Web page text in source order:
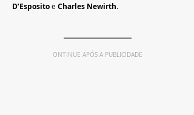
D’Esposito e Charles Newirth.
ONTINUE APÓS A PUBLICIDADE